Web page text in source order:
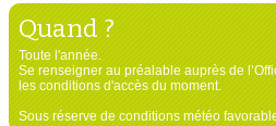
Quand ?
Toute l'année.
Se renseigner au préalable auprès de
les conditions d'accès du moment.
Sous réserve de conditions météo